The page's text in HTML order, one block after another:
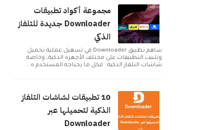
مجموعة أكواد تطبيقات
Downloader جديدة للتلفاز
الذكي
ساهم تطبيق Downloader في تسهيل عملية تحميل
وتثبيت التطبيقات على مختلف الأجهزة الذكية، وخاصة
شاشات التلفاز الذكية . فكل ما يحتاجه المستخدم ه...
10 تطبيقات لشاشات التلفاز
الذكية لتحميلها عبر
Downloader